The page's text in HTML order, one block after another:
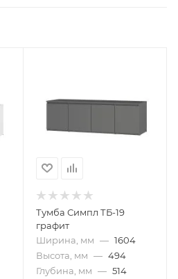
Тумба Симпл ТБ-19
графит
Ширина, мм — 1604
Высота, мм — 494
Глубина, мм — 514